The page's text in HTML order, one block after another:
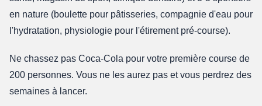
en nature (boulette pour pâtisseries, compagnie d'eau pour
l'hydratation, physiologie pour l'étirement pré-course).
Ne chassez pas Coca-Cola pour votre première course de
200 personnes. Vous ne les aurez pas et vous perdrez des
semaines à lancer.